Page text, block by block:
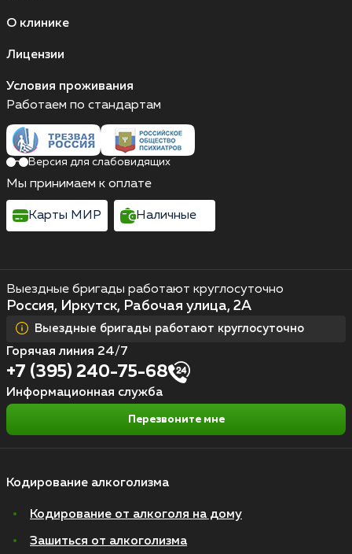
О клинике
Лицензии
Условия проживания
Кодирование алкоголизма
Кодирование от алкоголя на дому
Зашиться от алкоголизма
Выездные бригады работают круглосуточно
Россия, Иркутск, Рабочая улица, 2А
Выездные бригады работают круглосуточно
Горячая линия 24/7
+7 (395) 240-75-68
Информационная служба
Перезвоните мне
Работаем по стандартам
Версия для слабовидящих
Мы принимаем к оплате
Карты МИР Наличные